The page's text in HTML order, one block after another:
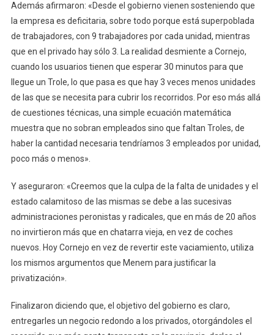
Además afirmaron: «Desde el gobierno vienen sosteniendo que
la empresa es deficitaria, sobre todo porque está superpoblada
de trabajadores, con 9 trabajadores por cada unidad, mientras
que en el privado hay sólo 3. La realidad desmiente a Cornejo,
cuando los usuarios tienen que esperar 30 minutos para que
llegue un Trole, lo que pasa es que hay 3 veces menos unidades
de las que se necesita para cubrir los recorridos. Por eso más allá
de cuestiones técnicas, una simple ecuación matemática
muestra que no sobran empleados sino que faltan Troles, de
haber la cantidad necesaria tendríamos 3 empleados por unidad,
poco más o menos».
Y aseguraron: «Creemos que la culpa de la falta de unidades y el
estado calamitoso de las mismas se debe a las sucesivas
administraciones peronistas y radicales, que en más de 20 años
no invirtieron más que en chatarra vieja, en vez de coches
nuevos. Hoy Cornejo en vez de revertir este vaciamiento, utiliza
los mismos argumentos que Menem para justificar la
privatización».
Finalizaron diciendo que, el objetivo del gobierno es claro,
entregarles un negocio redondo a los privados, otorgándoles el